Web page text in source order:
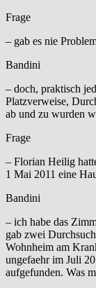
Frage
– gab es nie
Bandini
– doch, praktisch
Platzverweise,
ab und zu wurden
Frage
– Florian Heilig
1 Mai 2011 eine
Bandini
– ich habe das
gab zwei
Wohnheim am
ungefaehr im Juli
aufgefunden. Was